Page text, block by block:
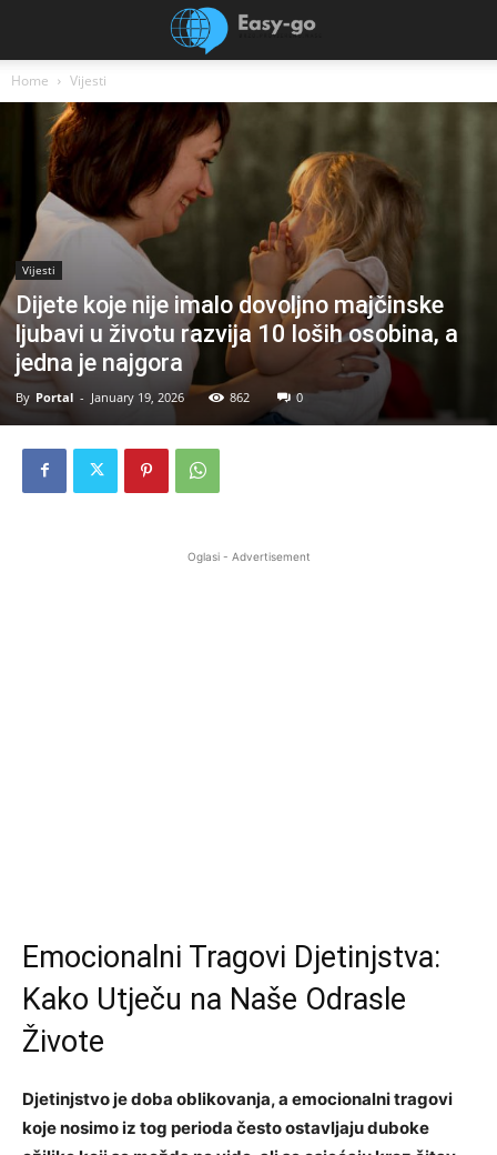
Home Vijesti
Vijesti
Dijete koje nije imalo dovoljno majčinske
ljubavi u životu razvija 10 loših osobina, a
jedna je najgora
By Portal - January 19, 2026 862 0
Oglasi - Advertisement
Emocionalni Tragovi Djetinjstva:
Kako Utječu na Naše Odrasle
Živote
Djetinjstvo je doba oblikovanja, a emocionalni tragovi
koje nosimo iz tog perioda često ostavljaju duboke